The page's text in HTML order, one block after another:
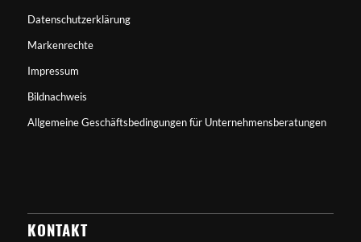
Datenschutzerklärung
Markenrechte
Impressum
Bildnachweis
Allgemeine Geschäftsbedingungen für Unternehmensberatungen
KONTAKT